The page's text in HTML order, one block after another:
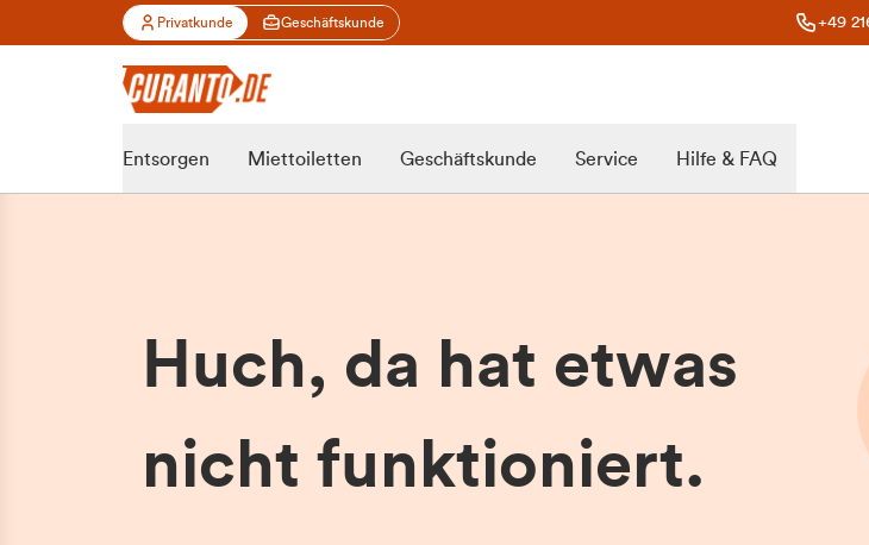
Privatkunde Geschäftskunde +49
Entsorgen Miettoiletten Geschäftskunde Service Hilfe & FAQ
Huch, da hat etwas
nicht funktioniert.